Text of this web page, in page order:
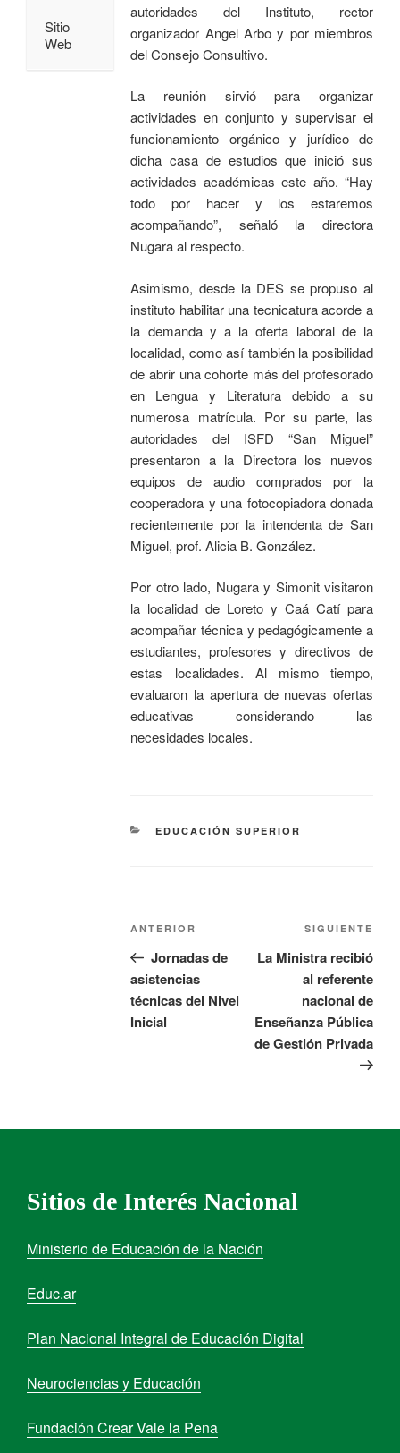
autoridades del Instituto, rector
organizador Angel Arbo y por miembros
del Consejo Consultivo.
La reunión sirvió para organizar
actividades en conjunto y supervisar el
funcionamiento orgánico y jurídico de
dicha casa de estudios que inició sus
actividades académicas este año. “Hay
todo por hacer y los estaremos
acompañando”, señaló la directora
Nugara al respecto.
Asimismo, desde la DES se propuso al
instituto habilitar una tecnicatura acorde a
la demanda y a la oferta laboral de la
localidad, como así también la posibilidad
de abrir una cohorte más del profesorado
en Lengua y Literatura debido a su
numerosa matrícula. Por su parte, las
autoridades del ISFD “San Miguel”
presentaron a la Directora los nuevos
equipos de audio comprados por la
cooperadora y una fotocopiadora donada
recientemente por la intendenta de San
Miguel, prof. Alicia B. González.
Por otro lado, Nugara y Simonit visitaron
la localidad de Loreto y Caá Catí para
acompañar técnica y pedagógicamente a
estudiantes, profesores y directivos de
estas localidades. Al mismo tiempo,
evaluaron la apertura de nuevas ofertas
educativas considerando las
necesidades locales.
EDUCACIÓN SUPERIOR
ANTERIOR
Jornadas de
asistencias
técnicas del Nivel
Inicial
SIGUIENTE
La Ministra recibió
al referente
nacional de
Enseñanza Pública
de Gestión Privada
Sitio
Web
Sitios de Interés Nacional
Ministerio de Educación de la Nación
Educ.ar
Plan Nacional Integral de Educación Digital
Neurociencias y Educación
Fundación Crear Vale la Pena